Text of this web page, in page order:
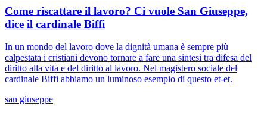
Come riscattare il lavoro? Ci vuole San Giuseppe,
dice il cardinale Biffi
In un mondo del lavoro dove la dignità umana è sempre più
calpestata i cristiani devono tornare a fare una sintesi tra difesa del
diritto alla vita e del diritto al lavoro. Nel magistero sociale del
cardinale Biffi abbiamo un luminoso esempio di questo et-et.
san giuseppe